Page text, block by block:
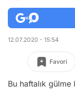
12.07.2020 - 15:54
Favori
Bu haftalık gülme